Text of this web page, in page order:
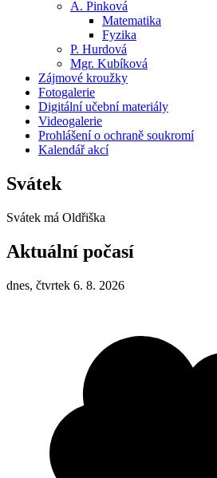
A. Pinková
Matematika
Fyzika
P. Hurdová
Mgr. Kubíková
Zájmové kroužky
Fotogalerie
Digitální učební materiály
Videogalerie
Prohlášení o ochraně soukromí
Kalendář akcí
Svátek
Svátek má Oldřiška
Aktuální počasí
dnes, čtvrtek 6. 8. 2026